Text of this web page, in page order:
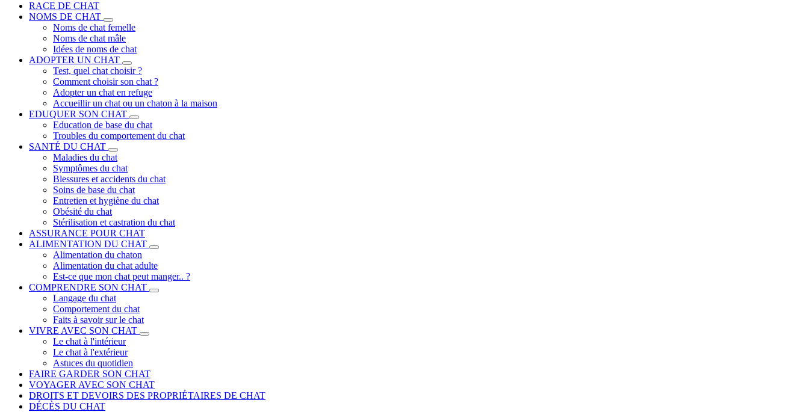
RACE DE CHAT
NOMS DE CHAT
Noms de chat femelle
Noms de chat mâle
Idées de noms de chat
ADOPTER UN CHAT
Test, quel chat choisir ?
Comment choisir son chat ?
Adopter un chat en refuge
Accueillir un chat ou un chaton à la maison
EDUQUER SON CHAT
Education de base du chat
Troubles du comportement du chat
SANTÉ DU CHAT
Maladies du chat
Symptômes du chat
Blessures et accidents du chat
Soins de base du chat
Entretien et hygiène du chat
Obésité du chat
Stérilisation et castration du chat
ASSURANCE POUR CHAT
ALIMENTATION DU CHAT
Alimentation du chaton
Alimentation du chat adulte
Est-ce que mon chat peut manger.. ?
COMPRENDRE SON CHAT
Langage du chat
Comportement du chat
Faits à savoir sur le chat
VIVRE AVEC SON CHAT
Le chat à l'intérieur
Le chat à l'extérieur
Astuces du quotidien
FAIRE GARDER SON CHAT
VOYAGER AVEC SON CHAT
DROITS ET DEVOIRS DES PROPRIÉTAIRES DE CHAT
DÉCÈS DU CHAT